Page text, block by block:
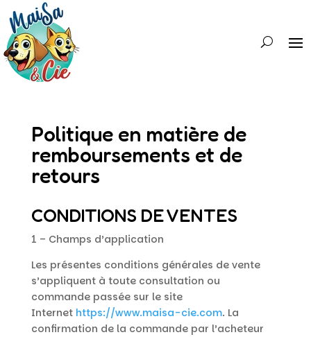
Politique en matière de
remboursements et de
retours
CONDITIONS DE VENTES
1 – Champs d’application
Les présentes conditions générales de vente
s’appliquent à toute consultation ou
commande passée sur le site
Internet https://www.maisa-cie.com. La
confirmation de la commande par l’acheteur